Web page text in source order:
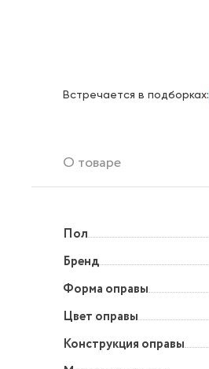
Встречается в подборках:
О товаре
Пол
Бренд
Форма оправы
Цвет оправы
Конструкция оправы